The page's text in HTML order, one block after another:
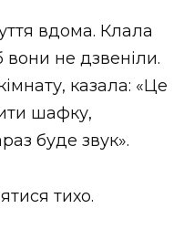
вдома. Клала
не дзвеніли.
казала: «Це
шафку,
буде звук».
тихо.